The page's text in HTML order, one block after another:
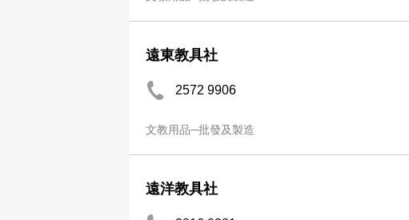
遠東教具社
2572 9906
文教用品─批發及製造
遠洋教具社